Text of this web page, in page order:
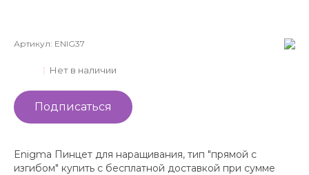
Артикул: ENIG37
Нет в наличии
Подписаться
Enigma Пинцет для наращивания, тип "прямой с
изгибом" купить с бесплатной доставкой при сумме